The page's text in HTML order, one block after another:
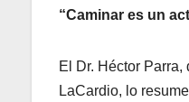
“Caminar es un
El Dr. Héctor
LaCardio, lo